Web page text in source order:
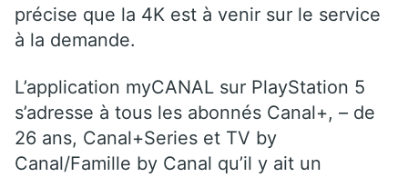
précise que la 4K est à venir sur le service
à la demande.
L’application myCANAL sur PlayStation 5
s’adresse à tous les abonnés Canal+, – de
26 ans, Canal+Series et TV by
Canal/Famille by Canal qu’il y ait un